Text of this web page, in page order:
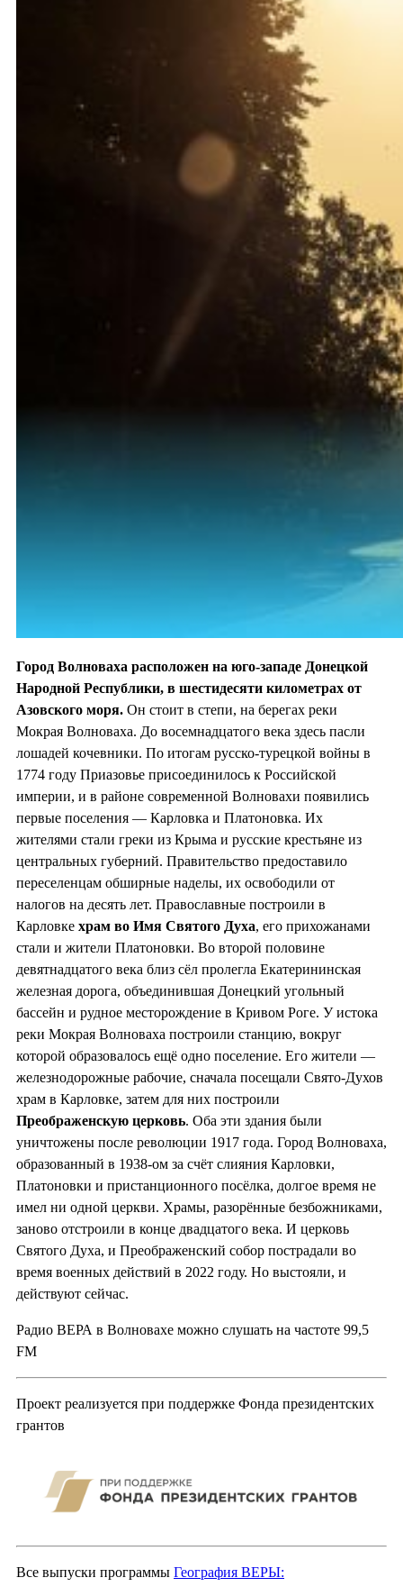
Город Волноваха расположен на юго-западе Донецкой
Народной Республики, в шестидесяти километрах от
Азовского моря. Он стоит в степи, на берегах реки
Мокрая Волноваха. До восемнадцатого века здесь пасли
лошадей кочевники. По итогам русско-турецкой войны в
1774 году Приазовье присоединилось к Российской
империи, и в районе современной Волновахи появились
первые поселения — Карловка и Платоновка. Их
жителями стали греки из Крыма и русские крестьяне из
центральных губерний. Правительство предоставило
переселенцам обширные наделы, их освободили от
налогов на десять лет. Православные построили в
Карловке храм во Имя Святого Духа, его прихожанами
стали и жители Платоновки. Во второй половине
девятнадцатого века близ сёл пролегла Екатерининская
железная дорога, объединившая Донецкий угольный
бассейн и рудное месторождение в Кривом Роге. У истока
реки Мокрая Волноваха построили станцию, вокруг
которой образовалось ещё одно поселение. Его жители —
железнодорожные рабочие, сначала посещали Свято-Духов
храм в Карловке, затем для них построили
Преображенскую церковь. Оба эти здания были
уничтожены после революции 1917 года. Город Волноваха,
образованный в 1938-ом за счёт слияния Карловки,
Платоновки и пристанционного посёлка, долгое время не
имел ни одной церкви. Храмы, разорённые безбожниками,
заново отстроили в конце двадцатого века. И церковь
Святого Духа, и Преображенский собор пострадали во
время военных действий в 2022 году. Но выстояли, и
действуют сейчас.
Радио ВЕРА в Волновахе можно слушать на частоте 99,5
FM
Проект реализуется при поддержке Фонда президентских
грантов
Все выпуски программы География ВЕРЫ: